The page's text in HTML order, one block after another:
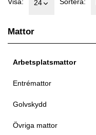
Mattor
Arbetsplatsmattor
Entrémattor
Golvskydd
Övriga mattor
24